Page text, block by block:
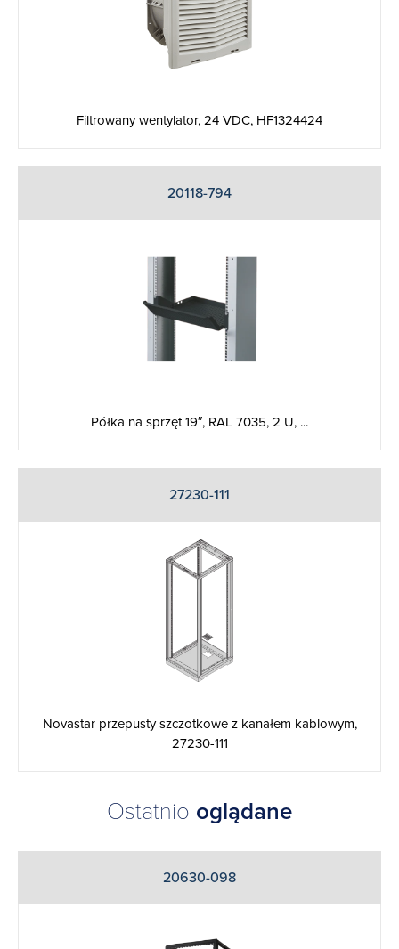
Filtrowany wentylator, 24 VDC, HF1324424
20118-794
Półka na sprzęt 19″, RAL 7035, 2 U, ...
27230-111
Novastar przepusty szczotkowe z kanałem kablowym,
27230-111
Ostatnio oglądane
20630-098